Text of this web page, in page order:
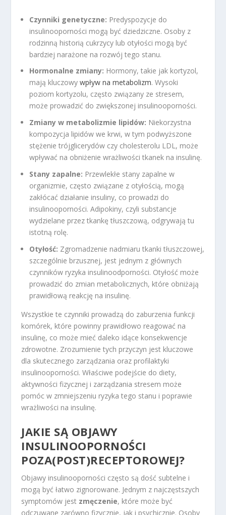
Czynniki genetyczne: Predyspozycje do
insulinooporności mogą być dziedziczne. Osoby z
rodzinną historią cukrzycy lub otyłości mogą być
bardziej narażone na rozwój tego stanu.
Hormonalne zmiany: Hormony, takie jak kortyzol,
mają kluczowywpływ na metabolizm. Wysoki
poziom kortyzolu, często związany ze stresem,
może prowadzić do zwiększonej insulinooporności.
Zmiany w metabolizmie lipidów: Niekorzystna
kompozycja lipidów we krwi, w tym podwyższone
stężenie trójglicerydów czy cholesterolu LDL, może
wpływać na obniżenie wrażliwości tkanek na insulinę.
Stany zapalne: Przewlekłe stany zapalne w
organizmie, często związane z otyłością, mogą
zakłócać działanie insuliny, co prowadzi do
insulinooporności. Adipokiny, czyli substancje
wydzielane przez tkankę tłuszczową, odgrywają tu
istotną rolę.
Otyłość: Zgromadzenie nadmiaru tkanki tłuszczowej,
szczególnie brzusznej, jest jednym z głównych
czynników ryzyka insulinoodporności. Otyłość może
prowadzić do zmian metabolicznych, które obniżają
prawidłową reakcję na insulinę.
Wszystkie te czynniki prowadzą do zaburzenia funkcji
komórek, które powinny prawidłowo reagować na
insulinę, co może mieć daleko idące konsekwencje
zdrowotne. Zrozumienie tych przyczyn jest kluczowe
dla skutecznego zarządzania oraz profilaktyki
insulinooporności. Właściwe podejście do diety,
aktywności fizycznej i zarządzania stresem może
pomóc w zmniejszeniu ryzyka tego stanu i poprawie
wrażliwości na insulinę.
JAKIE SĄ OBJAWY
INSULINOOPORNOŚCI
POZA(POST)RECEPTOROWEJ?
Objawy insulinooporności często są dość subtelne i
mogą być łatwo zignorowane. Jednym z najczęstszych
symptomów jest zmęczenie, które może być
odczuwane zarówno fizycznie, jak i psychicznie. Osoby